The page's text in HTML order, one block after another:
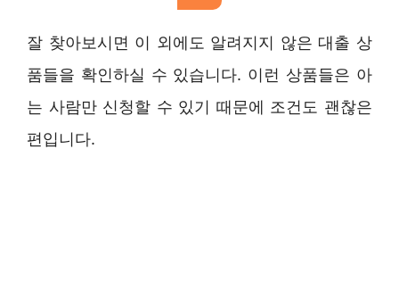
잘 찾아보시면 이 외에도 알려지지 않은 대출 상
품들을 확인하실 수 있습니다. 이런 상품들은 아
는 사람만 신청할 수 있기 때문에 조건도 괜찮은
편입니다.